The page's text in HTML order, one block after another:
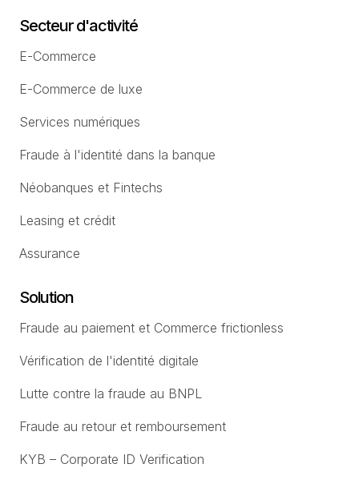
Secteur d'activité
E-Commerce
E-Commerce de luxe
Services numériques
Fraude à l'identité dans la banque
Néobanques et Fintechs
Leasing et crédit
Assurance
Solution
Fraude au paiement et Commerce frictionless
Vérification de l'identité digitale
Lutte contre la fraude au BNPL
Fraude au retour et remboursement
KYB – Corporate ID Verification